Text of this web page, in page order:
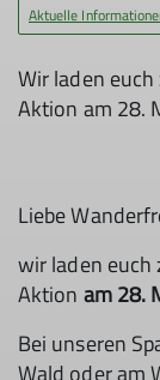
Aktuelle
Wir laden
Aktion am 28.
Liebe
wir laden euch
Aktion am 28.
Bei unseren
Wald oder am